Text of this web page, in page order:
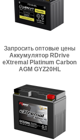
Запросить оптовые цены
Аккумулятор RDrive
eXtremal Platinum Carbon
AGM GYZ20HL